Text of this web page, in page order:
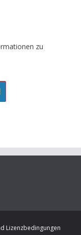
zu
Lizenzbedingungen